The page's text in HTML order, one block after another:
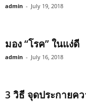
admin - July 19, 2018
มอง “โรค” ในแง่ดี
admin - July 16, 2018
3 วิธี จุดประกายค